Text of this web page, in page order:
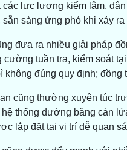
lực lượng kiểm lâm,
sàng ứng phó khi xảy ra
đưa ra nhiều giải pháp
cường tuần tra, kiểm soát
đúng quy định;
cũng thường xuyên túc
thống đường băng cản
lắp đặt tại vị trí dễ quan